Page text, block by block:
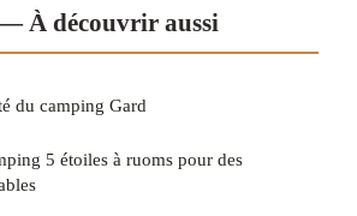
À découvrir aussi
du camping Gard
5 étoiles à ruoms pour des